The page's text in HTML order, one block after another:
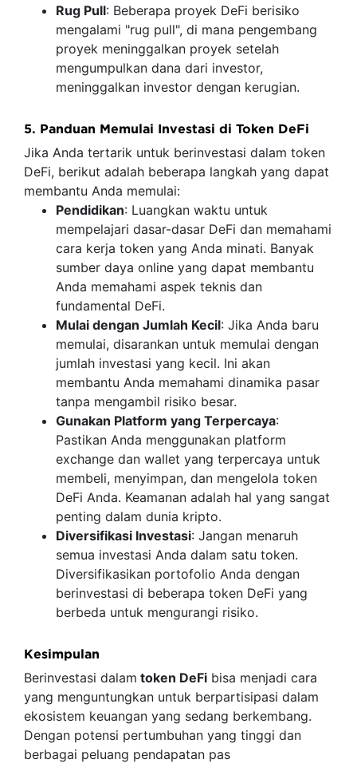
Rug Pull: Beberapa proyek DeFi berisiko
mengalami "rug pull", di mana pengembang
proyek meninggalkan proyek setelah
mengumpulkan dana dari investor,
meninggalkan investor dengan kerugian.
5. Panduan Memulai Investasi di Token DeFi
Jika Anda tertarik untuk berinvestasi dalam token
DeFi, berikut adalah beberapa langkah yang dapat
membantu Anda memulai:
Pendidikan: Luangkan waktu untuk
mempelajari dasar-dasar DeFi dan memahami
cara kerja token yang Anda minati. Banyak
sumber daya online yang dapat membantu
Anda memahami aspek teknis dan
fundamental DeFi.
Mulai dengan Jumlah Kecil: Jika Anda baru
memulai, disarankan untuk memulai dengan
jumlah investasi yang kecil. Ini akan
membantu Anda memahami dinamika pasar
tanpa mengambil risiko besar.
Gunakan Platform yang Terpercaya:
Pastikan Anda menggunakan platform
exchange dan wallet yang terpercaya untuk
membeli, menyimpan, dan mengelola token
DeFi Anda. Keamanan adalah hal yang sangat
penting dalam dunia kripto.
Diversifikasi Investasi: Jangan menaruh
semua investasi Anda dalam satu token.
Diversifikasikan portofolio Anda dengan
berinvestasi di beberapa token DeFi yang
berbeda untuk mengurangi risiko.
Kesimpulan
Berinvestasi dalam token DeFi bisa menjadi cara
yang menguntungkan untuk berpartisipasi dalam
ekosistem keuangan yang sedang berkembang.
Dengan potensi pertumbuhan yang tinggi dan
berbagai peluang pendapatan pas